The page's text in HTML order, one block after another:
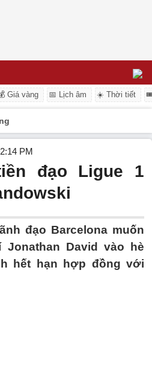
Giá vàng 📅 Lịch âm ☀️ Thời tiết
PM
đạo Ligue 1
đạo Barcelona muốn
David vào hè
hết hạn hợp đồng với